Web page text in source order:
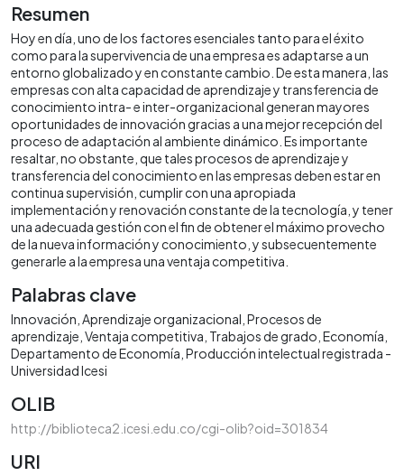
Resumen
Hoy en día, uno de los factores esenciales tanto para el éxito
como para la supervivencia de una empresa es adaptarse a un
entorno globalizado y en constante cambio. De esta manera, las
empresas con alta capacidad de aprendizaje y transferencia de
conocimiento intra- e inter-organizacional generan mayores
oportunidades de innovación gracias a una mejor recepción del
proceso de adaptación al ambiente dinámico. Es importante
resaltar, no obstante, que tales procesos de aprendizaje y
transferencia del conocimiento en las empresas deben estar en
continua supervisión, cumplir con una apropiada
implementación y renovación constante de la tecnología, y tener
una adecuada gestión con el fin de obtener el máximo provecho
de la nueva información y conocimiento, y subsecuentemente
generarle a la empresa una ventaja competitiva.
Palabras clave
Innovación Aprendizaje organizacional Procesos de
aprendizaje Ventaja competitiva Trabajos de grado Economía
Departamento de Economía Producción intelectual registrada -
Universidad Icesi
OLIB
http://biblioteca2.icesi.edu.co/cgi-olib?oid=301834
URI